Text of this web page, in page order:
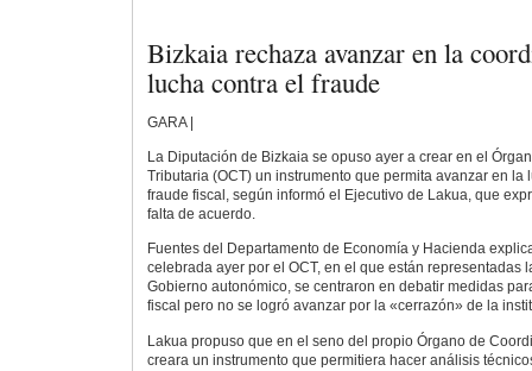
Bizkaia rechaza avanzar en la
lucha contra el fraude
GARA |
La Diputación de Bizkaia se opuso ayer a crear en el
Tributaria (OCT) un instrumento que permita avanzar en la
fraude fiscal, según informó el Ejecutivo de Lakua, que
falta de acuerdo.
Fuentes del Departamento de Economía y Hacienda
celebrada ayer por el OCT, en el que están representadas
Gobierno autonómico, se centraron en debatir medidas
fiscal pero no se logró avanzar por la «cerrazón» de la
Lakua propuso que en el seno del propio Órgano de
creara un instrumento que permitiera hacer análisis